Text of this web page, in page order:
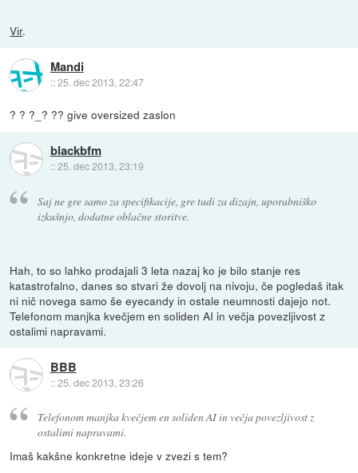
Vir.
Mandi
::25. dec 2013, 22:47
? ? ?_? ?? give oversized zaslon
blackbfm
::25. dec 2013, 23:19
Saj ne gre samo za specifikacije, gre tudi za dizajn, uporabniško
izkušnjo, dodatne oblačne storitve.
Hah, to so lahko prodajali 3 leta nazaj ko je bilo stanje res
katastrofalno, danes so stvari že dovolj na nivoju, če pogledaš itak
ni nič novega samo še eyecandy in ostale neumnosti dajejo not.
Telefonom manjka kvečjem en soliden AI in večja povezljivost z
ostalimi napravami.
BBB
::25. dec 2013, 23:26
Telefonom manjka kvečjem en soliden AI in večja povezljivost z
ostalimi napravami.
Imaš kakšne konkretne ideje v zvezi s tem?